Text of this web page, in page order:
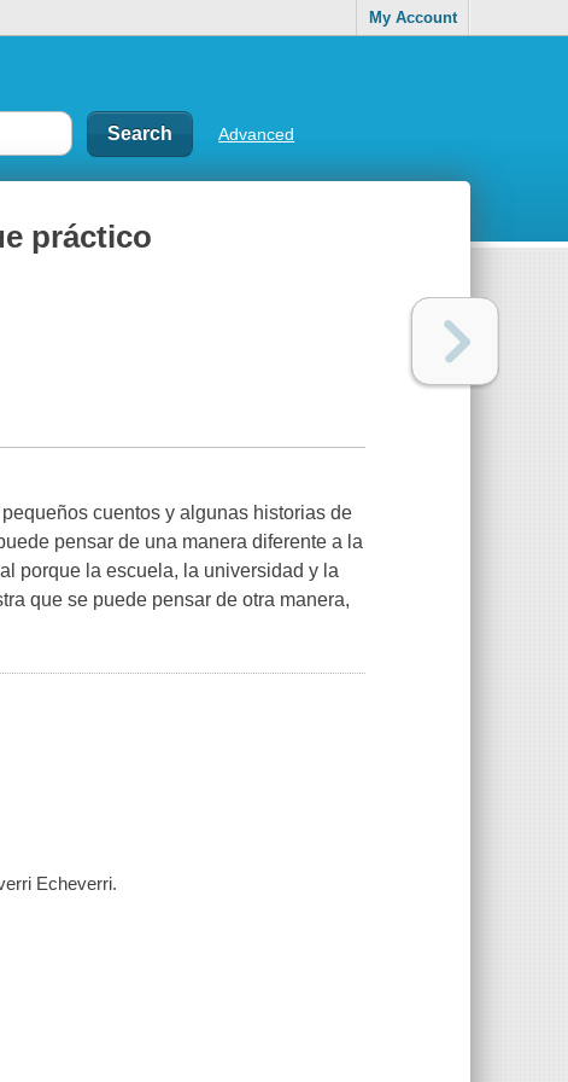
My Account
Advanced
práctico
cuentos y algunas historias de
pensar de una manera diferente a la
porque la escuela, la universidad y la
que se puede pensar de otra manera,
Echeverri.